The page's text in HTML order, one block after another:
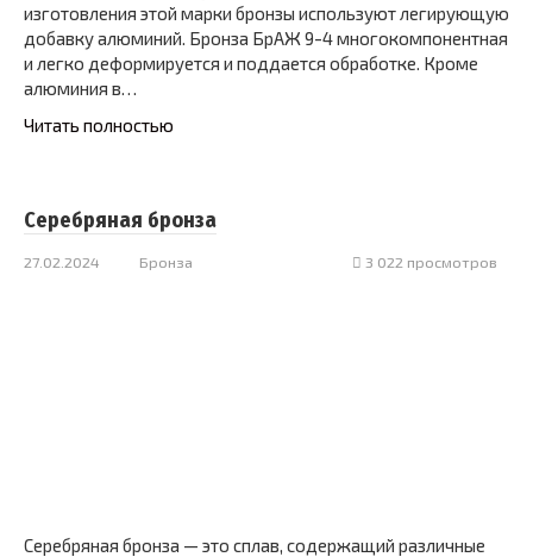
изготовления этой марки бронзы используют легирующую
добавку алюминий. Бронза БрАЖ 9-4 многокомпонентная
и легко деформируется и поддается обработке. Кроме
алюминия в…
Читать полностью
Серебряная бронза
27.02.2024 Бронза 3 022 просмотров
Серебряная бронза — это сплав, содержащий различные